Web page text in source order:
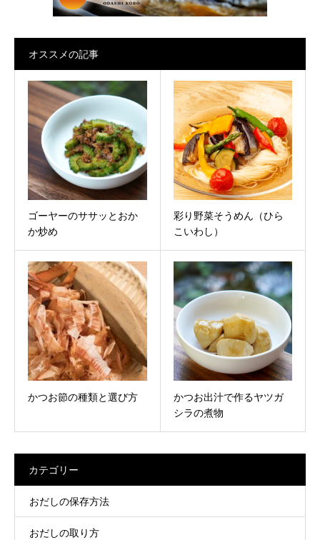
オススメの記事
ゴーヤーのササッとおか
か炒め
彩り野菜そうめん（ひら
こいわし）
かつお節の種類と選び方
かつお出汁で作るヤツガ
シラの煮物
カテゴリー
おだしの保存方法
おだしの取り方